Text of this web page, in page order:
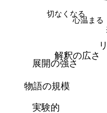
心温まる
切なくなる
実験的
物語の規模
展開の強さ
解釈の広さ